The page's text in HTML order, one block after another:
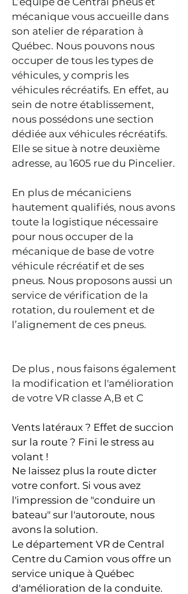
mécanique vous accueille dans
son atelier de réparation à
Québec. Nous pouvons nous
occuper de tous les types de
véhicules, y compris les
véhicules récréatifs. En effet, au
sein de notre établissement,
nous possédons une section
dédiée aux véhicules récréatifs.
Elle se situe à notre deuxième
adresse, au 1605 rue du Pincelier.
En plus de mécaniciens
hautement qualifiés, nous avons
toute la logistique nécessaire
pour nous occuper de la
mécanique de base de votre
véhicule récréatif et de ses
pneus. Nous proposons aussi un
service de vérification de la
rotation, du roulement et de
l’alignement de ces pneus.
De plus , nous faisons également
la modification et l'amélioration
de votre VR classe A,B et C
Vents latéraux ? Effet de succion
sur la route ? Fini le stress au
volant !
Ne laissez plus la route dicter
votre confort. Si vous avez
l'impression de "conduire un
bateau" sur l'autoroute, nous
avons la solution.
Le département VR de Central
Centre du Camion vous offre un
service unique à Québec
d'amélioration de la conduite.